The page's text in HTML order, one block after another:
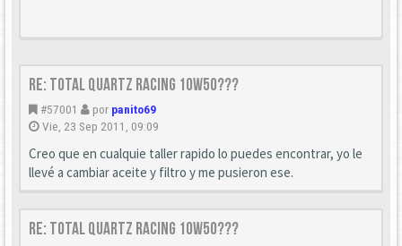
Re: TOTAL Quartz racing 10W50???
#57001 por panito69
Vie, 23 Sep 2011, 09:09
Creo que en cualquie taller rapido lo puedes encontrar, yo le
llevé a cambiar aceite y filtro y me pusieron ese.
Re: TOTAL Quartz racing 10W50???